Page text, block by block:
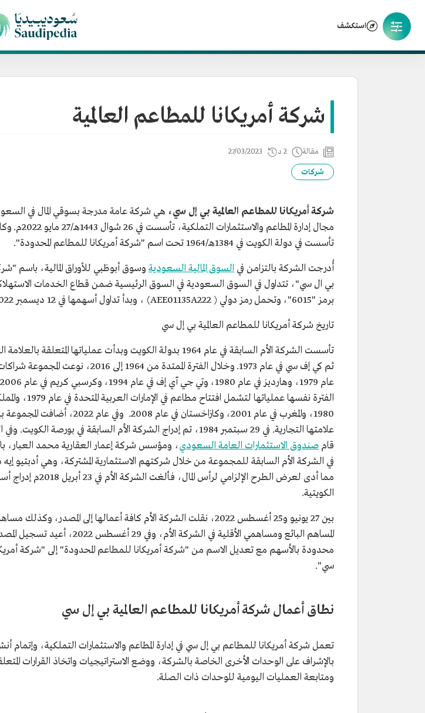
استكشف
شركة أمريكانا للمطاعم العالمية
مقالة 2 د 27/03/2023
شركات
شركة أمريكانا للمطاعم العالمية بي إل سي، هي شركة عامة مدرجة بسوقي المال في
مجال إدارة
تأسست في دولة الكويت في 1384هـ/1964 تحت اسم "شركة أمريكانا للمطاعم المحدودة".
أُدرجت الشركة بالتزامن في السوق المالية السعودية وسوق أبوظبي للأوراق المالية، باسم
بي ال سي"، تتداول في السوق السعودية في السوق الرئيسية ضمن قطاع الخدمات
برمز "6015"، وتحمل رمز دولي ( AEE01135A222) ، وبدأ تداول أسهمها في 12 ديسمبر 2022.
تاريخ شركة أمريكانا للمطاعم العالمية بي إل سي
ثم كي إف سي في عام 1973. وخلال الفترة الممتدة من
الفترة نفسها
1980، والمغرب في عام 2001، وكازاخستان في
قام صندوق الاستثمارات العامة السعودي، ومؤسس شركة إعمار العقارية محمد العبار،
في الشركة الأم السابقة للمجموعة من خلال شركتهم الاستثمارية المشتركة، وهي أدبتيو
مما أدى لعرض الطرح الإلزامي لرأس
الكويتية.
بين 27 يونيو و25 أغسطس 2022، نقلت الشركة الأم كافة أعمالها إلى المصدر،
المساهم البائع ومساهمي الأقلية في الشركة
محدودة بالأسهم مع تعديل الاسم من "شركة أمريكانا للمطاعم المحدودة" إلى "شركة
سي".
نطاق أعمال شركة أمريكانا للمطاعم العالمية بي إل سي
تعمل شركة أمريكانا للمطاعم بي إل سي في إدارة المطاعم والاستثمارات التملكية، وإتمام
بالإشراف على الوحدات الأخرى الخاصة بالشركة، ووضع الاستراتيجيات واتخاذ القرارات
ومتابعة العمليات اليومية للوحدات ذات الصلة.